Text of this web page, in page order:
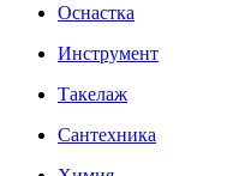
Оснастка
Инструмент
Такелаж
Сантехника